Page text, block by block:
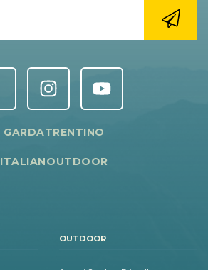
GARDATRENTINO
ITALIANOUTDOOR
OUTDOOR